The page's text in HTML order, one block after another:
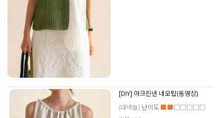
[DIY] 아크린넨 네모탑(동영상)
(대바늘) 난이도 ■■□□□□□